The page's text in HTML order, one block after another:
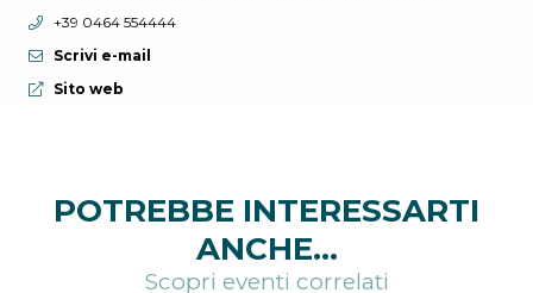
Telefono:
+39 0464 554444
Scrivi e-mail
Sito web:
Sito web
POTREBBE INTERESSARTI
ANCHE...
Scopri eventi correlati